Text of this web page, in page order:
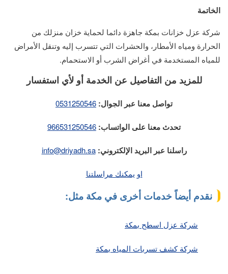
الخاتمة
شركة عزل خزانات بمكة جاهزة دائما لحماية خزان منزلك من
الحرارة ومياه الأمطار، والحشرات التي تتسرب إليه وتنقل الأمراض
للمياه المستخدمة في أغراض الشرب أو الاستحمام.
للمزيد من التفاصيل عن الخدمة أو لأي استفسار
تواصل معنا عبر الجوال: 0531250546
تحدث معنا على الواتساب: 966531250546
راسلنا عبر البريد الإلكتروني:info@driyadh.sa
او يمكنك مراسلتنا
نقدم أيضاً خدمات أخرى في مكة مثل:
شركة عزل اسطح بمكة
شركة كشف تسربات المياه بمكة